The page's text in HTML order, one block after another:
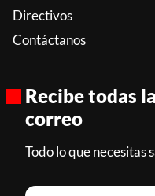
Directivos
Contáctanos
Recibe todas
correo
Todo lo que necesitas